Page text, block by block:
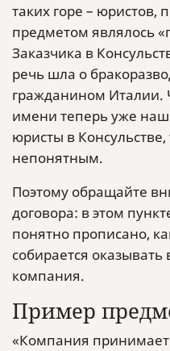
таких горе – юристов,
предметом являлось
Заказчика в
речь шла о
гражданином Италии.
имени теперь уже
юристы в Консульстве,
непонятным.
Поэтому обращайте
договора: в этом
понятно прописано,
собирается
компания.
Пример
«Компания принимает